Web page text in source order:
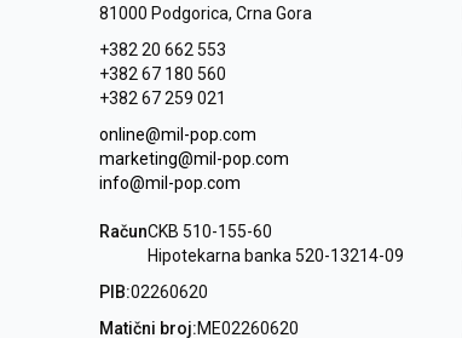
81000 Podgorica, Crna Gora
+382 20 662 553
+382 67 180 560
+382 67 259 021
online@mil-pop.com
marketing@mil-pop.com
info@mil-pop.com
RačunCKB 510-155-60
Hipotekarna banka 520-13214-09
PIB:02260620
Matični broj:ME02260620